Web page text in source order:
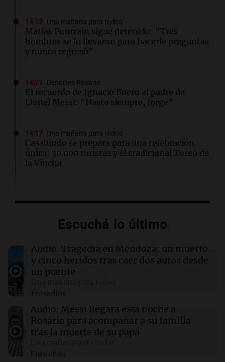
14:22 Una mañana para todos
Matías Pourrain sigue detenido: "Tres
hombres se lo llevaron para hacerle preguntas
y nunca regresó"
14:21 Deportes Rosario
El recuerdo de Ignacio Boero al padre de
Lionel Messi: “Hasta siempre, Jorge”
14:17 Una mañana para todos
Casabindo se prepara para una celebración
única: 30.000 turistas y el tradicional Toreo de
la Vincha
Una nutricionista derribó el mito del
Una mañana para todos
A sus 25 años, Mateo lucha contra el tiempo:
necesita un trasplante para poder seguir
13:57 Una mañana para todos
Tragedia en Mendoza: un muerto y cinco
heridos tras caer dos autos desde un puente
Escuchá lo último
Audio. Tragedia en Mendoza: un muerto
y cinco heridos tras caer dos autos desde
un puente
Episodios
Audio. Messi llegará esta noche a
Rosario para acompañar a su familia
tras la muerte de su papá
Episodios